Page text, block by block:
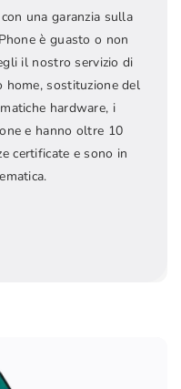
una garanzia sulla
è guasto o non
il nostro servizio di
home, sostituzione del
hardware, i
e hanno oltre 10
certificate e sono in